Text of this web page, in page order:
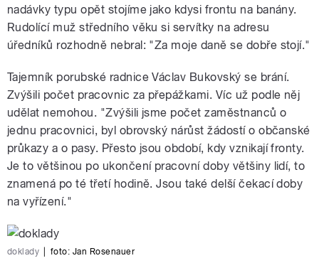
nadávky typu opět stojíme jako kdysi frontu na banány.
Rudolící muž středního věku si servítky na adresu
úředníků rozhodně nebral: "Za moje daně se dobře stojí."
Tajemník porubské radnice Václav Bukovský se brání.
Zvýšili počet pracovnic za přepážkami. Víc už podle něj
udělat nemohou. "Zvýšili jsme počet zaměstnanců o
jednu pracovnici, byl obrovský nárůst žádostí o občanské
průkazy a o pasy. Přesto jsou období, kdy vznikají fronty.
Je to většinou po ukončení pracovní doby většiny lidí, to
znamená po té třetí hodině. Jsou také delší čekací doby
na vyřízení."
doklady foto: Jan Rosenauer